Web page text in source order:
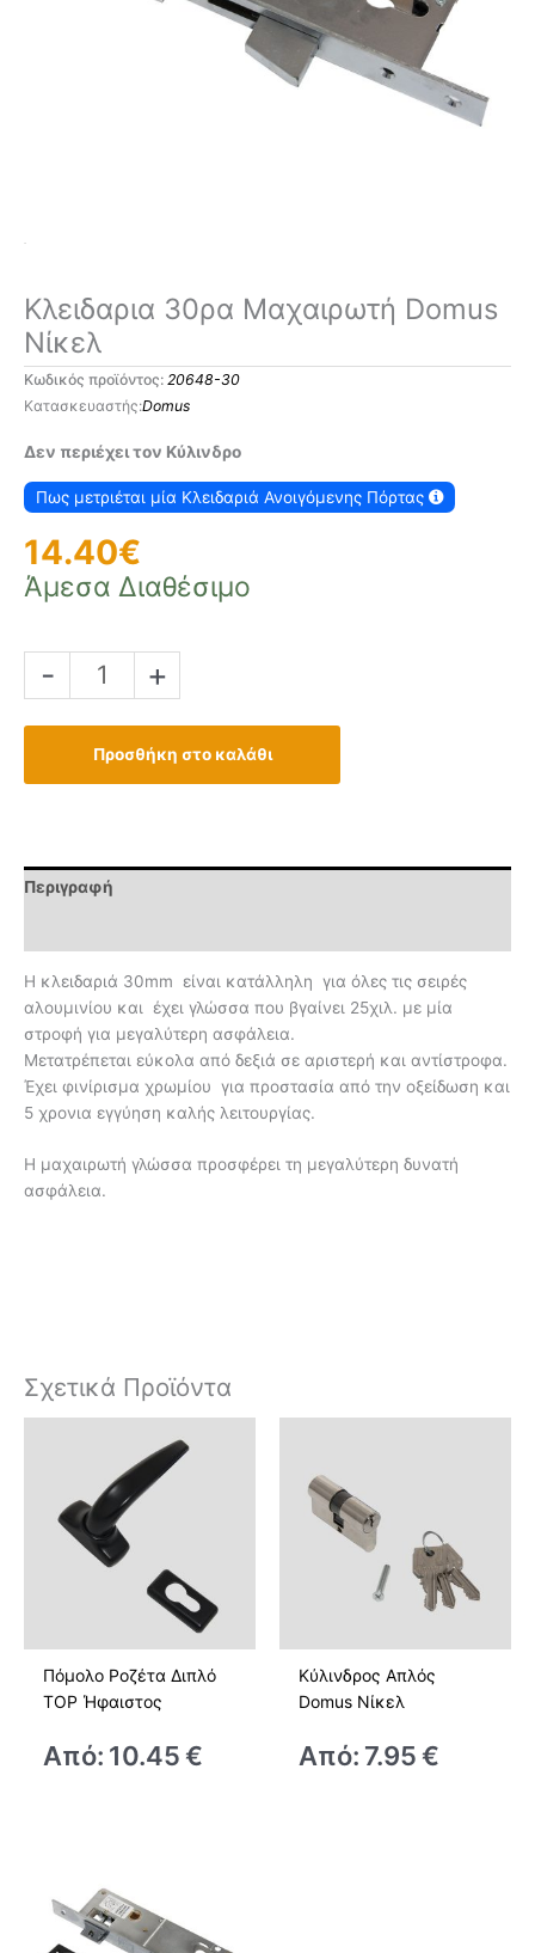
Κλειδαρια 30ρα Μαχαιρωτή Domus
Νίκελ
Κωδικός προϊόντος: 20648-30
Domus
Δεν περιέχει τον Κύλινδρο
Πως μετριέται μία Κλειδαριά Ανοιγόμενης Πόρτας
14.40€
Άμεσα Διαθέσιμο
-
Κλειδαρια
+
Προσθήκη στο καλάθι
Περιγραφή
Η κλειδαριά 30mm είναι κατάλληλη για όλες τις σειρές
αλουμινίου και έχει γλώσσα που βγαίνει 25χιλ. με μία
στροφή για μεγαλύτερη ασφάλεια.
Μετατρέπεται εύκολα από δεξιά σε αριστερή και αντίστροφα.
Έχει φινίρισμα χρωμίου για προστασία από την οξείδωση και
5 χρονια εγγύηση καλής λειτουργίας.
Η μαχαιρωτή γλώσσα προσφέρει τη μεγαλύτερη δυνατή
ασφάλεια.
Σχετικά Προϊόντα
Πόμολο Ροζέτα Διπλό
TOP Ήφαιστος
Από: 10.45 €
Κύλινδρος Απλός
Domus Νίκελ
Από: 7.95 €